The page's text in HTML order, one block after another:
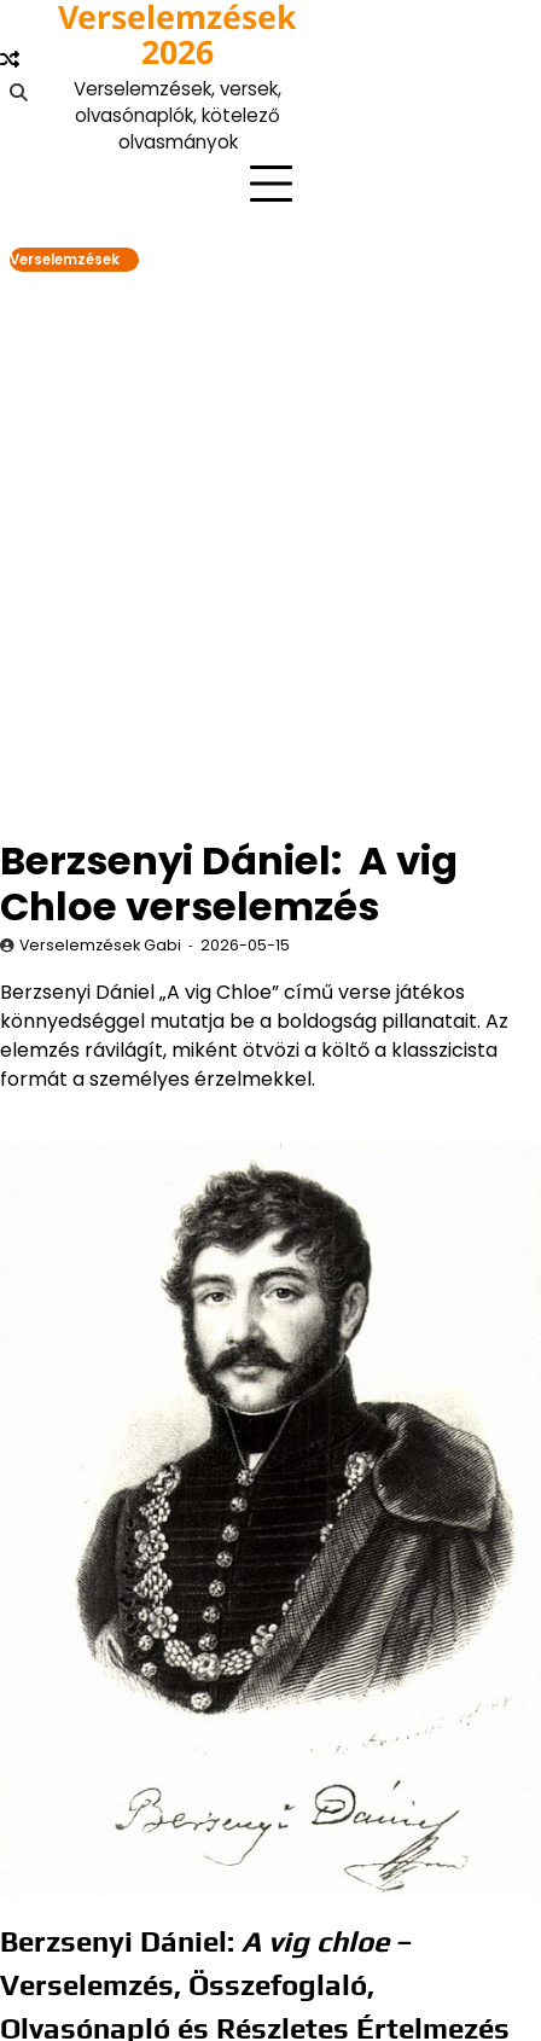
content
Verselemzések
2026
Verselemzések, versek,
olvasónaplók, kötelező
olvasmányok
Verselemzések
Berzsenyi Dániel: A vig
Chloe verselemzés
Verselemzések Gabi 2026-05-15
Berzsenyi Dániel „A vig Chloe” című verse játékos
könnyedséggel mutatja be a boldogság pillanatait. Az
elemzés rávilágít, miként ötvözi a költő a klasszicista
formát a személyes érzelmekkel.
Berzsenyi Dániel: A vig chloe–
Verselemzés, Összefoglaló,
Olvasónapló és Részletes Értelmezés